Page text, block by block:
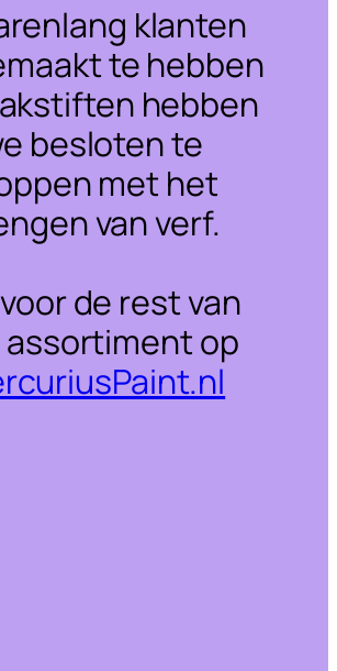
klanten
te hebben
hebben
besloten te
met het
van verf.
de rest van
assortiment op